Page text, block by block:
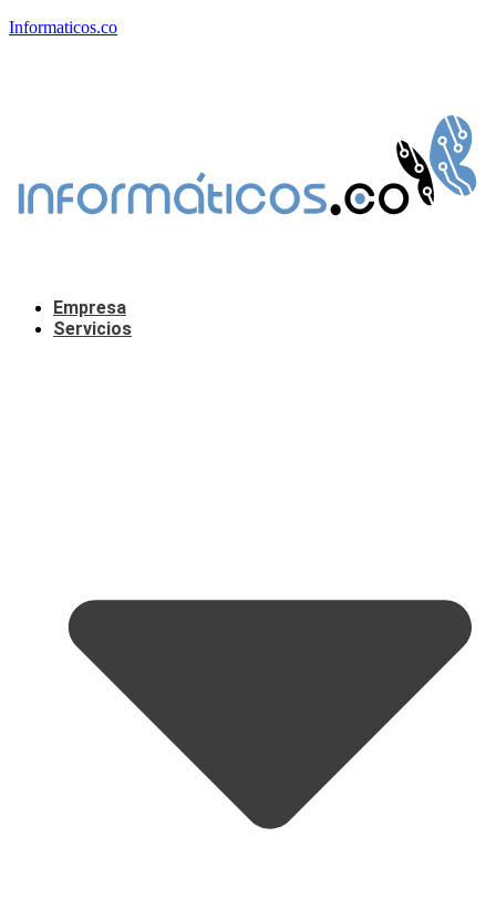
Informaticos.co
Empresa
Servicios